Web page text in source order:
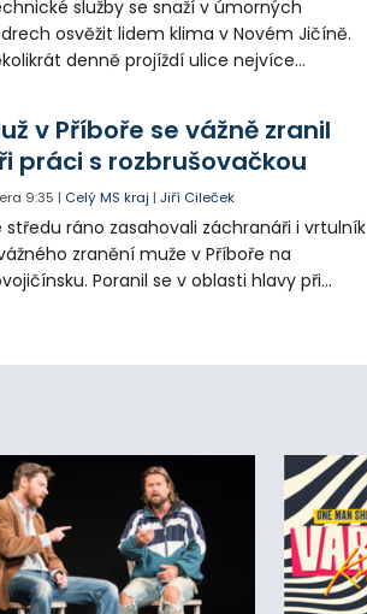
služby se snaží v úmorných
osvěžit lidem klima v Novém Jičíně.
denně projíždí ulice nejvíce
v Příboře se vážně zranil
práci s rozbrušovačkou
9:35 | Celý MS kraj |Jiří Cileček
středu ráno zasahovali záchranáři i vrtulník
zranění muže v Příboře na
Poranil se v oblasti hlavy při